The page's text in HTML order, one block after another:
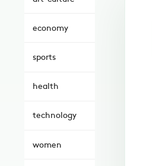
economy
sports
health
technology
women